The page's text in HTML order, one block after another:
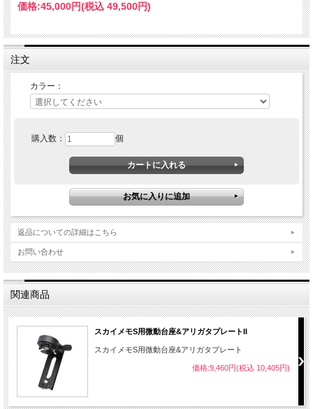
価格:45,000円(税込 49,500円)
注文
カラー：
購入数： 個
返品についての詳細はこちら
お問い合わせ
関連商品
スカイメモS用微動台座&アリガタプレートII
スカイメモS用微動台座&アリガタプレート
価格:9,460円(税込 10,405円)